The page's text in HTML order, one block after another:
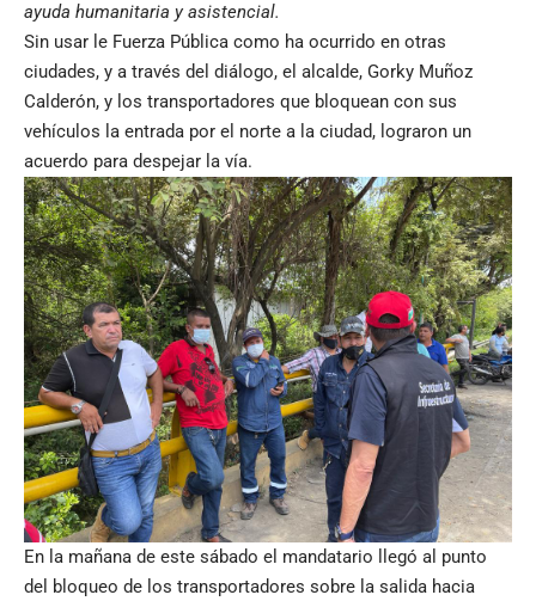
ayuda humanitaria y asistencial.
Sin usar le Fuerza Pública como ha ocurrido en otras
ciudades, y a través del diálogo, el alcalde, Gorky Muñoz
Calderón, y los transportadores que bloquean con sus
vehículos la entrada por el norte a la ciudad, lograron un
acuerdo para despejar la vía.
En la mañana de este sábado el mandatario llegó al punto
del bloqueo de los transportadores sobre la salida hacia